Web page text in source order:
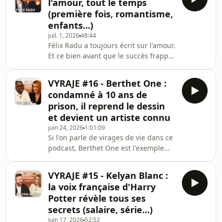
40 ans à commenter le sport sur le
service public. Le patinage artistique
avec Philippe Candeloro, les sorties
de joueurs à Roland Garros, on se
souvient toutes et tous d'une
séquence commentée par ce géant de
la télévision.I
l'amour, tout le temps
(première fois, romantisme,
enfants…)
juil. 1, 202648:44
Félix Radu a toujours écrit sur l'amour.
Et ce bien avant que le succès frappe
signature, et sa sensibilité ne laisse
pas indifférent.D'où lui vient cet
intérêt pour le sujet ? Quel genre
d'enfant était-il ? Que reste-t-il du
romantisme et du couple traditionnel
aujourd'hui ? Les réponses sont dans
ce nouvel épisode de Vyraje.
VYRAJE #16 - Berthet One :
condamné à 10 ans de
prison, il reprend le dessin
et devient un artiste connu
juin 24, 2026 1:01:09
Si l'on parle de virages de vie dans ce
podcast, Berthet One est l'exemple
fratrie de 7 frères et sœurs, il grandit
dans la cité des 4000 à La Courneuve,
où par mimétisme et facilité, il tombe
dans la délinquance, puis le
VYRAJE #15 - Kelyan Blanc :
la voix française d'Harry
Potter révèle tous ses
secrets (salaire, série...)
juin 17, 2026 52:52